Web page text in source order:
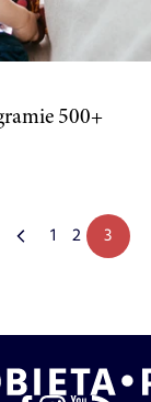
500+
1 2 3